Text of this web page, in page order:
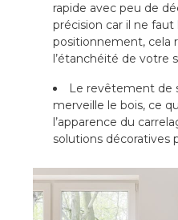
rapide avec peu de
précision car il ne faut
positionnement, cela
l’étanchéité de votre
Le revêtement de
merveille le bois, ce
l’apparence du
solutions décoratives